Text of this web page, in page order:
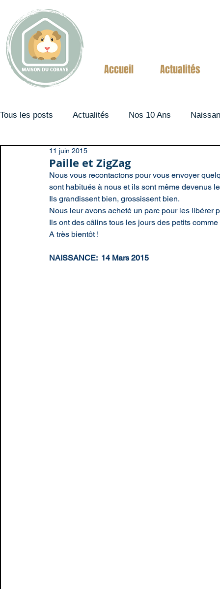
Accueil Actualités
Tous les posts Actualités Nos 10 Ans
Paille et ZigZag
11 juin 2015
Nous vous recontactons pour vous envoyer
sont habitués à nous et ils sont même devenus
Ils grandissent bien, grossissent bien.
Nous leur avons acheté un parc pour les libérer
Ils ont des câlins tous les jours des petits
A très bientôt !
NAISSANCE:  14 Mars 2015